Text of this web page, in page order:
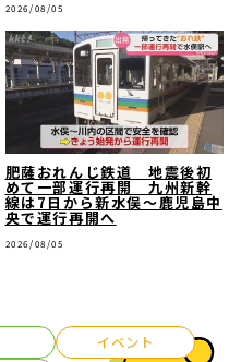
2026/08/05
肥薩おれんじ鉄道 地震後初
めて一部運行再開 九州新幹
線は7日から新水俣～鹿児島中
央で運行再開へ
2026/08/05
イベント